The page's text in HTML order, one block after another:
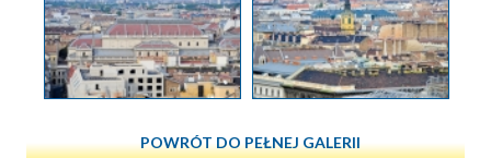
POWRÓT DO PEŁNEJ GALERII